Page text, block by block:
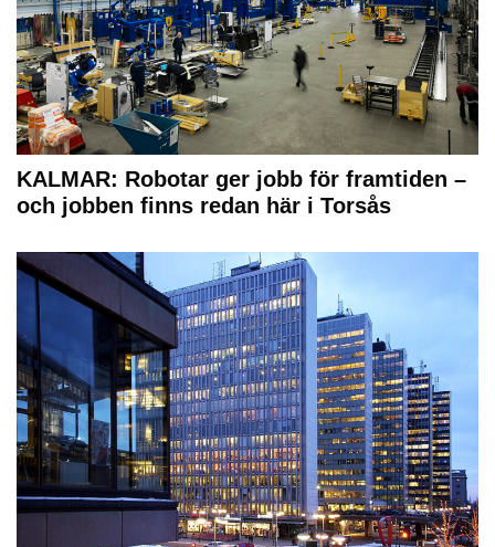
KALMAR: Robotar ger jobb för framtiden –
och jobben finns redan här i Torsås